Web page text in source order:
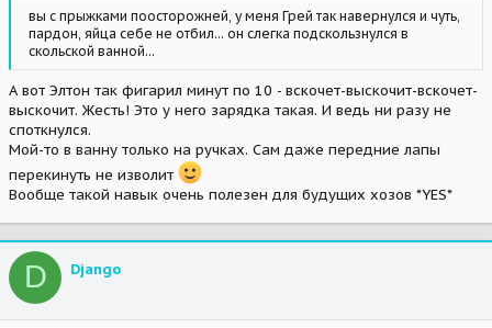
вы с прыжками поосторожней, у меня Грей так навернулся и чуть,
пардон, яйца себе не отбил... он слегка подскользнулся в
скольской ванной...
А вот Элтон так фигарил минут по 10 - вскочет-выскочит-вскочет-
выскочит. Жесть! Это у него зарядка такая. И ведь ни разу не
споткнулся.
Мой-то в ванну только на ручках. Сам даже передние лапы
перекинуть не изволит
Вообще такой навык очень полезен для будущих хозов *YES*
D Djangо